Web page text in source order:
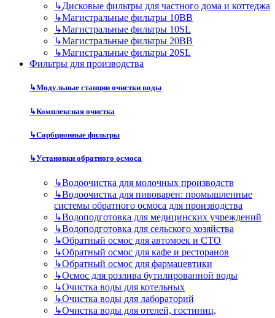
↳Дисковые фильтры для частного дома и коттеджа
↳Магистральные фильтры 10BB
↳Магистральные фильтры 10SL
↳Магистральные фильтры 20BB
↳Магистральные фильтры 20SL
Фильтры для производства
↳Модульные станции очистки воды
↳Комплексная очистка
↳Сорбционные фильтры
↳Установки обратного осмоса
↳Водоочистка для молочных производств
↳Водоочистка для пивоварен: промышленные
системы обратного осмоса для производства
↳Водоподготовка для медицинских учреждений
↳Водоподготовка для сельского хозяйства
↳Обратный осмос для автомоек и СТО
↳Обратный осмос для кафе и ресторанов
↳Обратный осмос для фармацевтики
↳Осмос для розлива бутилированной воды
↳Очистка воды для котельных
↳Очистка воды для лабораторий
↳Очистка воды для отелей, гостиниц,